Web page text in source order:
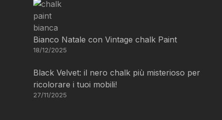
Bianco Natale con Vintage chalk Paint
18/12/2025
Black Velvet: il nero chalk più misterioso per
ricolorare i tuoi mobili!
27/11/2025